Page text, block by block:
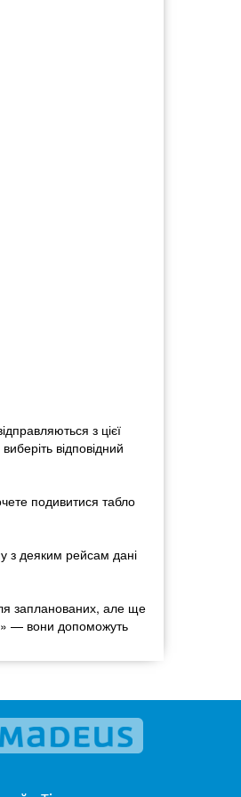
з цієї
відповідний
подивитися табло
з деяким рейсам дані
запланованих, але ще
— вони допоможуть